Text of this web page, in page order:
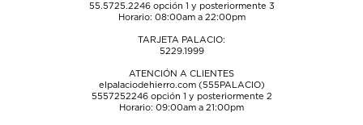
55.5725.2246opción 1 y posteriormente 3
Horario: 08:00am a 22:00pm
TARJETA PALACIO:
5229.1999
ATENCIÓN A CLIENTES
elpalaciodehierro.com (555PALACIO)
5557252246opción 1 y posteriormente 2
Horario: 09:00am a 21:00pm